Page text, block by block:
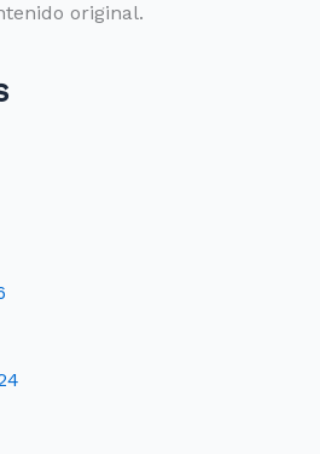
original.